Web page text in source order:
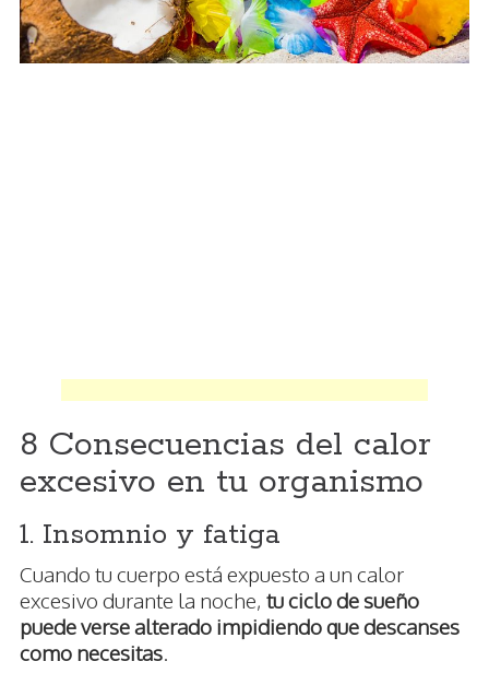
8 Consecuencias del calor
excesivo en tu organismo
1. Insomnio y fatiga
Cuando tu cuerpo está expuesto a un calor
excesivo durante la noche, tu ciclo de sueño
puede verse alterado impidiendo que descanses
como necesitas.